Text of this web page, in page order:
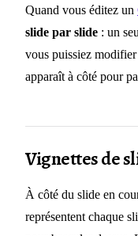
Quand vous éditez un
slide par slide : un
vous puissiez
apparaît à côté pour
Vignettes de
À côté du slide en
représentent chaque